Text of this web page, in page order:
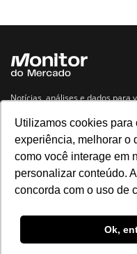
Utilizamos cookies para
experiência, melhorar o
como você interage em
personalizar conteúdo.
concorda com o uso de
Ok,
Notícias, análises e dados para
Navegue no site
Últimas notícias Quem
Política de privacidade